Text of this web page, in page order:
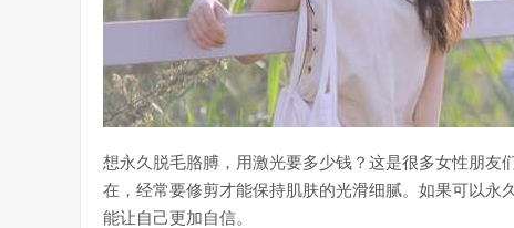
想永久脱毛胳膊，用激光要多少钱？这是很多女性朋
在，经常要修剪才能保持肌肤的光滑细腻。如果可以
能让自己更加自信。